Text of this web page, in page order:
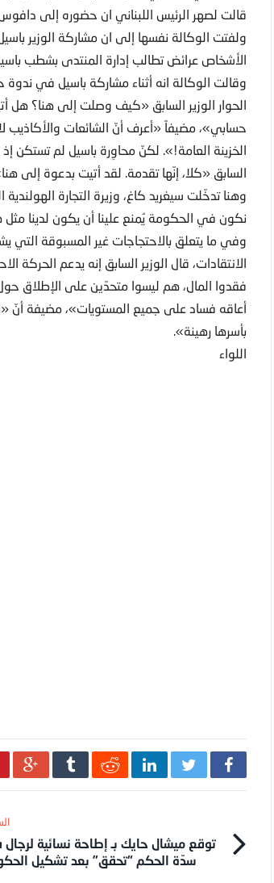
قالت لصهر الرئيس اللبناني ان حضوره إلى
ولفتت الوكالة نفسها إلى ان مشاركة الوزير
الأشخاص عرائض تطالب إدارة المنتدى بشطب
وقالت الوكالة انه أثناء مشاركة باسيل في
الحوار الوزير السابق «كيف وصلت إلى هنا؟
حسابي»، مضيفاً «أعرف أنّ الشائعات
الخزينة العامة!». لكنّ محاوِرة باسيل لم تستكن
السابق «كلا، إنّها تقدمة. لقد أتيت بدعوة إلى
وهنا تدخّلت سيغريد كاغ، وزيرة التجارة
نكون في الحكومة يُمنع علينا أن يكون لدينا مثل
وفي ما يتعلق بالاحتجاجات غير المسبوقة التي
الانتقادات، قال الوزير السابق إنه يدعم الحركة
فقدوا المال، هم ليسوا متحدّين على الإطلاق
أعاقه فساد على جميع المستويات»، مضيفة أنّ
بأسرها رهينة».
اللواء
توقع ميشال حايك بـ إطاحة نسائية
سدّة الحكم “تحقق” بعد تشكيل